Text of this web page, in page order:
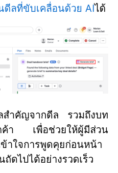
ดีลที่ขับเคลื่อนด้วย AIได้
สำคัญจากดีล รวมถึงบท
ค้า เพื่อช่วยให้ผู้มีส่วน
ข้าใจการพูดคุยก่อนหน้า
ดไปได้อย่างรวดเร็ว